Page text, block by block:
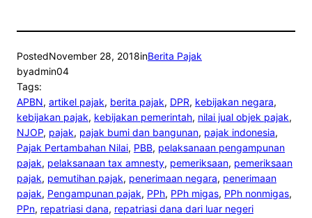
PostedNovember 28, 2018inBerita Pajak
byadmin04
Tags:
APBN, artikel pajak, berita pajak, DPR, kebijakan negara
kebijakan pajak, kebijakan pemerintah, nilai jual objek pajak
NJOP, pajak, pajak bumi dan bangunan, pajak indonesia
Pajak Pertambahan Nilai, PBB, pelaksanaan pengampunan
pajak, pelaksanaan tax amnesty, pemeriksaan, pemeriksaan
pajak, pemutihan pajak, penerimaan negara, penerimaan
pajak, Pengampunan pajak, PPh, PPh migas, PPh nonmigas
PPn, repatriasi dana, repatriasi dana dari luar negeri